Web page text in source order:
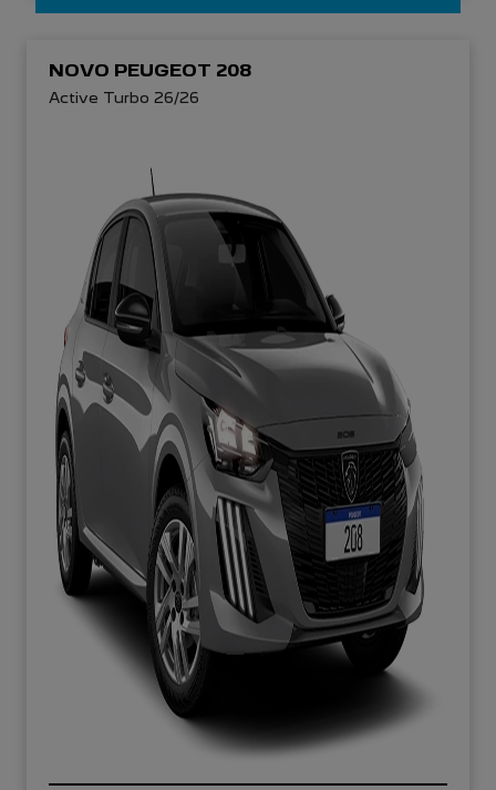
NOVO PEUGEOT 208
Active Turbo 26/26